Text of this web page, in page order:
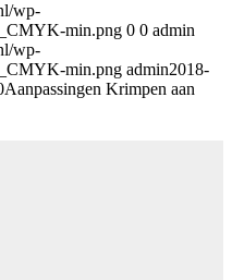
wp-
min.png 0 0 admin
wp-
min.png admin2018-
Aanpassingen Krimpen aan